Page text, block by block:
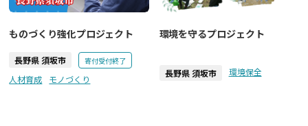
ものづくり強化プロジェクト
長野県 須坂市 寄付受付終了
人材育成 モノづくり
環境を守るプロジェクト
長野県 須坂市 環境保全